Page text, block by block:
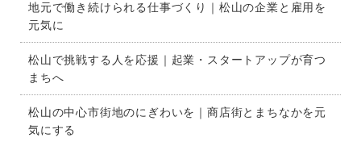
地元で働き続けられる仕事づくり｜松山の企業と雇用を
元気に
松山で挑戦する人を応援｜起業・スタートアップが育つ
まちへ
松山の中心市街地のにぎわいを｜商店街とまちなかを元
気にする